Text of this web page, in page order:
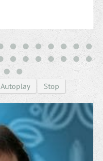
Autoplay Stop